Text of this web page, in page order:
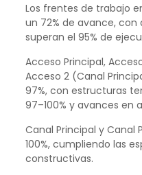
Los frentes de trabajo
un 72% de avance,
superan el 95% de
Acceso Principal,
Acceso 2 (Canal
97%, con estructuras
97–100% y avances en
Canal Principal y Canal
100%, cumpliendo las
constructivas.